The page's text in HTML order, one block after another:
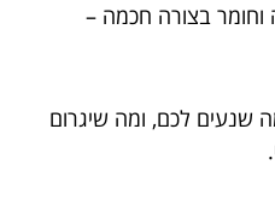
וחומר בצורה חכמה –
שנעים לכם, ומה שיגרום